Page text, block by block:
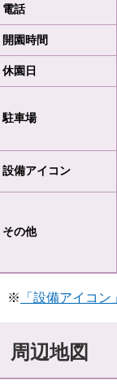
電話
開園時間
休園日
駐車場
設備アイコン
その他
※ 「設備アイコ
周辺地図